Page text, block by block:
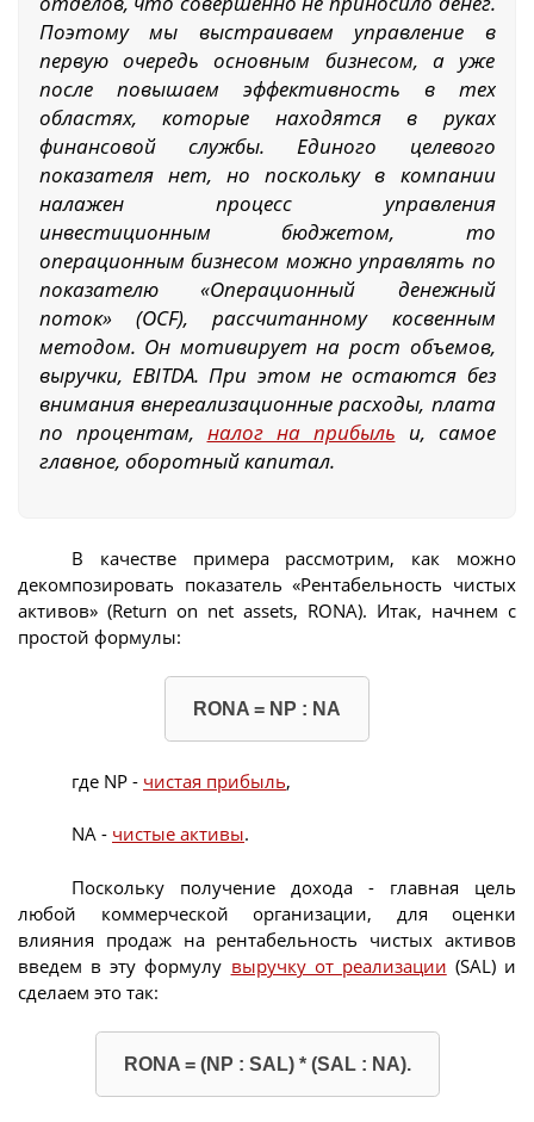
Поэтому мы выстраиваем управление в
первую очередь основным бизнесом, а уже
после повышаем эффективность в тех
областях, которые находятся в руках
финансовой службы. Единого целевого
показателя нет, но поскольку в компании
налажен процесс управления
инвестиционным бюджетом, то
операционным бизнесом можно управлять по
показателю «Операционный денежный
поток» (OCF), рассчитанному косвенным
методом. Он мотивирует на рост объемов,
выручки, EBITDA. При этом не остаются без
внимания внереализационные расходы, плата
по процентам, налог на прибыль и, самое
главное, оборотный капитал.
В качестве примера рассмотрим, как можно
декомпозировать показатель «Рентабельность чистых
активов» (Return on net assets, RONA). Итак, начнем с
простой формулы:
RONA = NP : NA
где NP - чистая прибыль,
NA - чистые активы.
Поскольку получение дохода - главная цель
любой коммерческой организации, для оценки
влияния продаж на рентабельность чистых активов
введем в эту формулу выручку от реализации (SAL) и
сделаем это так:
RONA = (NP : SAL) * (SAL : NA).